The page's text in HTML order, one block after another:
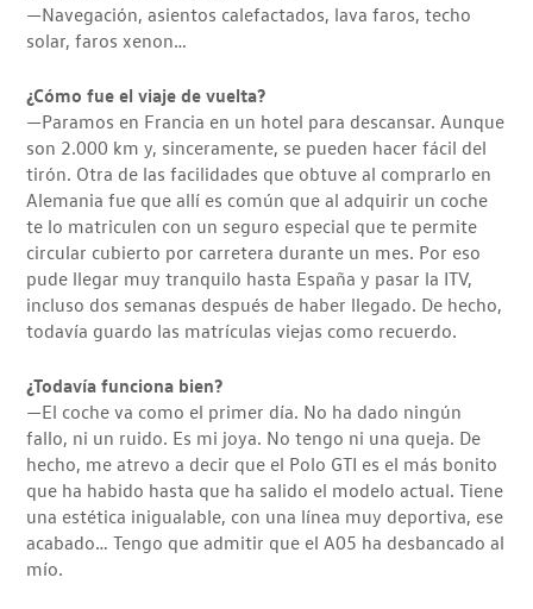
—Navegación, asientos calefactados, lava faros, techo
solar, faros xenon…
¿Cómo fue el viaje de vuelta?
—Paramos en Francia en un hotel para descansar. Aunque
son 2.000 km y, sinceramente, se pueden hacer fácil del
tirón. Otra de las facilidades que obtuve al comprarlo en
Alemania fue que allí es común que al adquirir un coche
te lo matriculen con un seguro especial que te permite
circular cubierto por carretera durante un mes. Por eso
pude llegar muy tranquilo hasta España y pasar la ITV,
incluso dos semanas después de haber llegado. De hecho,
todavía guardo las matrículas viejas como recuerdo.
¿Todavía funciona bien?
—El coche va como el primer día. No ha dado ningún
fallo, ni un ruido. Es mi joya. No tengo ni una queja. De
hecho, me atrevo a decir que el Polo GTI es el más bonito
que ha habido hasta que ha salido el modelo actual. Tiene
una estética inigualable, con una línea muy deportiva, ese
acabado… Tengo que admitir que el A05 ha desbancado al
mío.